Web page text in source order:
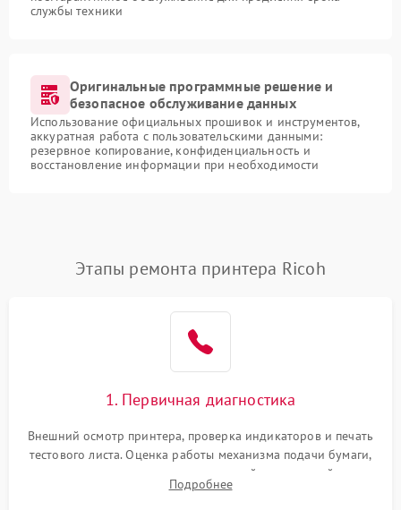
службы техники
Оригинальные программные решение и
безопасное обслуживание данных
Использование официальных прошивок и инструментов,
аккуратная работа с пользовательскими данными:
резервное копирование, конфиденциальность и
восстановление информации при необходимости
Этапы ремонта принтера Ricoh
1. Первичная диагностика
Внешний осмотр принтера, проверка индикаторов и печать
тестового листа. Оценка работы механизма подачи бумаги,
выявление посторонних шумов, замятий и первичный анализ
дефектов печати (полосы, фон, пробелы).
Подробнее